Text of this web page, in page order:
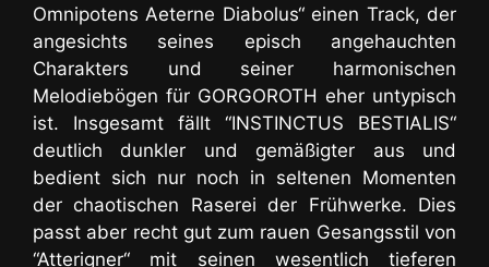
Omnipotens Aeterne Diabolus“ einen Track, der
angesichts seines episch angehauchten
Charakters und seiner harmonischen
Melodiebögen für GORGOROTH eher untypisch
ist. Insgesamt fällt “INSTINCTUS BESTIALIS“
deutlich dunkler und gemäßigter aus und
bedient sich nur noch in seltenen Momenten
der chaotischen Raserei der Frühwerke. Dies
passt aber recht gut zum rauen Gesangsstil von
“Atterigner“ mit seinen wesentlich tieferen